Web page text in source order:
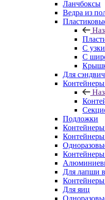
Ланчбоксы
Ведра из
С
С
Для
Подложки
Для лапши
Для яиц